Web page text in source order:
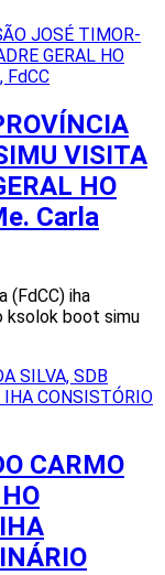
VISITA
HO
Carla
(FdCC) iha
ksolok boot simu
CARMO